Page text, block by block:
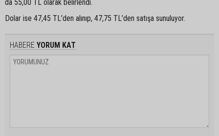
da 55,00 TL olarak belirlendi.
Dolar ise 47,45 TL’den alınıp, 47,75 TL’den satışa sunuluyor.
HABERE YORUM KAT